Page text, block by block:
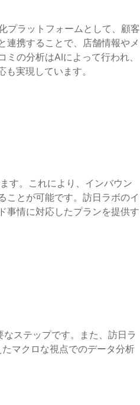
プラットフォームとして、顧客
連携することで、店舗情報やメ
の分析はAIによって行われ、
実現しています。
す。これにより、インバウン
ことが可能です。訪日ラボのイ
事情に対応したプランを提供す
ステップです。また、訪日ラ
マクロな視点でのデータ分析